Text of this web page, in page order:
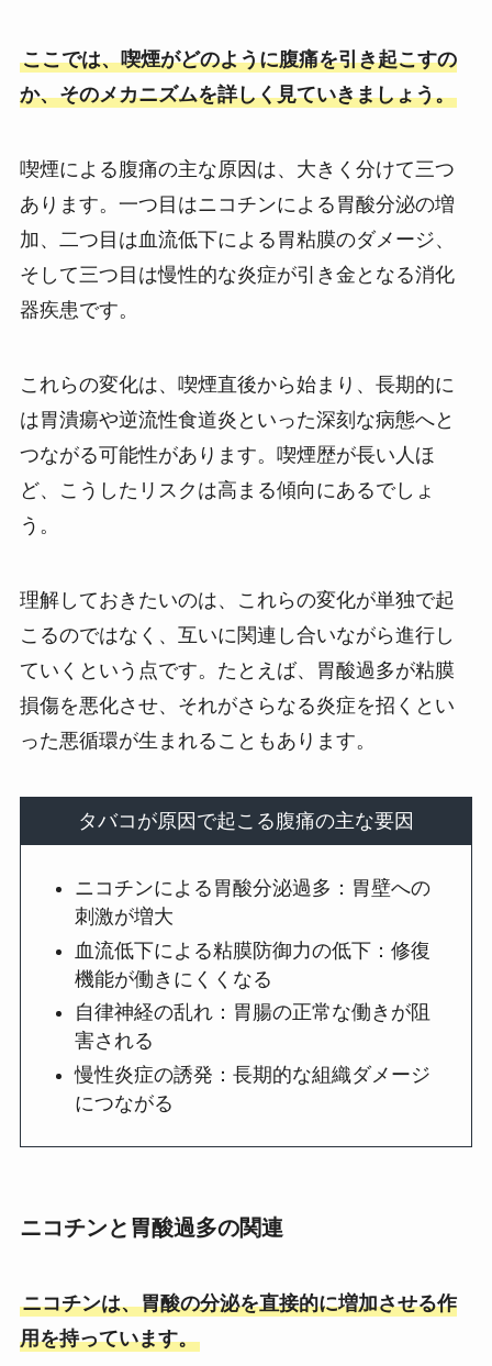
ここでは、喫煙がどのように腹痛を引き起こすの
か、そのメカニズムを詳しく見ていきましょう。
喫煙による腹痛の主な原因は、大きく分けて三つ
あります。一つ目はニコチンによる胃酸分泌の増
加、二つ目は血流低下による胃粘膜のダメージ、
そして三つ目は慢性的な炎症が引き金となる消化
器疾患です。
これらの変化は、喫煙直後から始まり、長期的に
は胃潰瘍や逆流性食道炎といった深刻な病態へと
つながる可能性があります。喫煙歴が長い人ほ
ど、こうしたリスクは高まる傾向にあるでしょ
う。
理解しておきたいのは、これらの変化が単独で起
こるのではなく、互いに関連し合いながら進行し
ていくという点です。たとえば、胃酸過多が粘膜
損傷を悪化させ、それがさらなる炎症を招くとい
った悪循環が生まれることもあります。
タバコが原因で起こる腹痛の主な要因
ニコチンによる胃酸分泌過多：胃壁への
刺激が増大
血流低下による粘膜防御力の低下：修復
機能が働きにくくなる
自律神経の乱れ：胃腸の正常な働きが阻
害される
慢性炎症の誘発：長期的な組織ダメージ
につながる
ニコチンと胃酸過多の関連
ニコチンは、胃酸の分泌を直接的に増加させる作
用を持っています。